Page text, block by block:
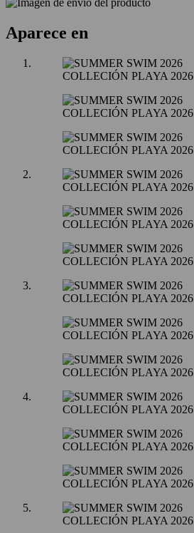
Aparece en
COLLECIÓN PLAYA 2026
COLLECIÓN PLAYA 2026
COLLECIÓN PLAYA 2026
COLLECIÓN PLAYA 2026
COLLECIÓN PLAYA 2026
COLLECIÓN PLAYA 2026
COLLECIÓN PLAYA 2026
COLLECIÓN PLAYA 2026
COLLECIÓN PLAYA 2026
COLLECIÓN PLAYA 2026
COLLECIÓN PLAYA 2026
COLLECIÓN PLAYA 2026
COLLECIÓN PLAYA 2026